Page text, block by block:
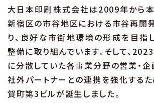
大日本印刷株式会社は2009年から
新宿区の市谷地区における市谷再開
り、良好な市街地環境の形成を目指
整備に取り組んでいます。そして、
に分散していた各事業分野の営業・企
社外パートナーとの連携を強化する
賀町第3ビルが誕生しました。